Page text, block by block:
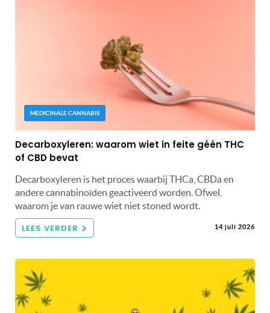
MEDICINALE CANNABIS
Decarboxyleren: waarom wiet in feite géén THC
of CBD bevat
Decarboxyleren is het proces waarbij THCa, CBDa en
andere cannabinoïden geactiveerd worden. Ofwel,
waarom je van rauwe wiet niet stoned wordt.
LEES VERDER 14 juli 2026